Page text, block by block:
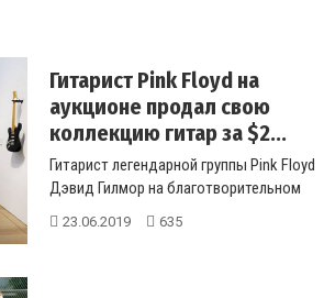
Гитарист Pink Floyd на
аукционе продал свою
коллекцию гитар за $2...
Гитарист легендарной группы Pink Floyd
Дэвид Гилмор на благотворительном
аукционе дома Christies про...
23.06.2019 635